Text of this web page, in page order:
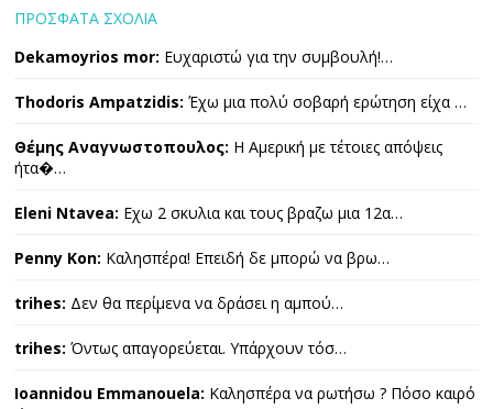
ΠΡΟΣΦΑΤΑ ΣΧΟΛΙΑ
Dekamoyrios mor: Ευχαριστώ για την συμβουλή!…
Thodoris Ampatzidis: Έχω μια πολύ σοβαρή ερώτηση είχα …
Θέμης Αναγνωστοπουλος: Η Αμερική με τέτοιες απόψεις
ήτα�…
Eleni Ntavea: Εχω 2 σκυλια και τους βραζω μια 12α…
Penny Kon: Καλησπέρα! Επειδή δε μπορώ να βρω…
trihes: Δεν θα περίμενα να δράσει η αμπού…
trihes: Όντως απαγορεύεται. Υπάρχουν τόσ…
Ioannidou Emmanouela: Καλησπέρα να ρωτήσω ? Πόσο καιρό